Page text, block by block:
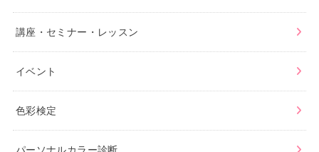
講座・セミナー・レッスン
イベント
色彩検定